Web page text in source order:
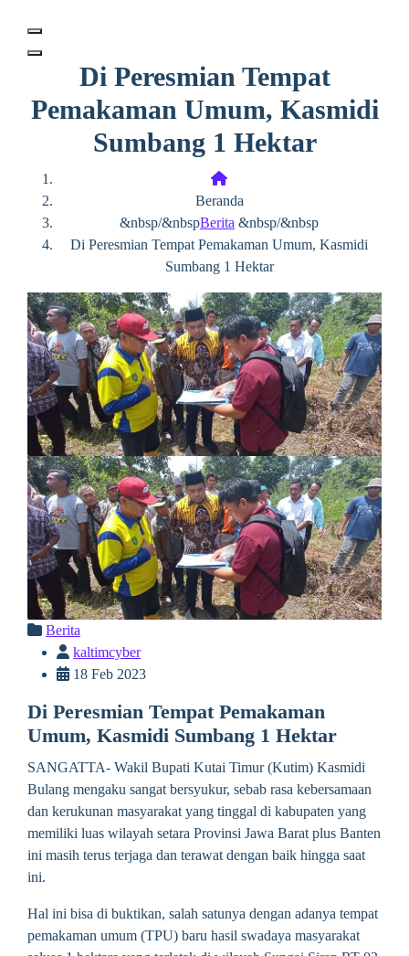
Di Peresmian Tempat
Pemakaman Umum, Kasmidi
Sumbang 1 Hektar
Beranda
&nbsp/&nbspBerita &nbsp/&nbsp
Di Peresmian Tempat Pemakaman Umum, Kasmidi
Sumbang 1 Hektar
Berita
kaltimcyber
18 Feb 2023
Di Peresmian Tempat Pemakaman
Umum, Kasmidi Sumbang 1 Hektar
SANGATTA- Wakil Bupati Kutai Timur (Kutim) Kasmidi
Bulang mengaku sangat bersyukur, sebab rasa kebersamaan
dan kerukunan masyarakat yang tinggal di kabupaten yang
memiliki luas wilayah setara Provinsi Jawa Barat plus Banten
ini masih terus terjaga dan terawat dengan baik hingga saat
ini.
Hal ini bisa di buktikan, salah satunya dengan adanya tempat
pemakaman umum (TPU) baru hasil swadaya masyarakat